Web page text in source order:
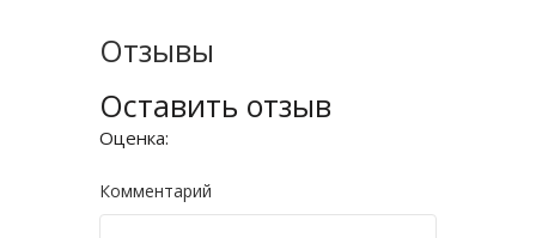
Отзывы
Оставить отзыв
Оценка:
Комментарий